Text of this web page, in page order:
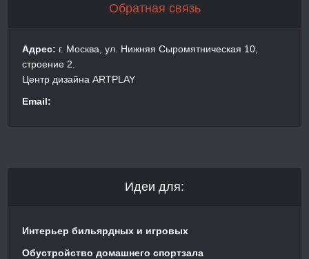
Обратная связь
Адрес: г. Москва, ул. Нижняя Сыромятническая 10,
строение 2.
Центр дизайна ARTPLAY
Email:
Идеи для:
Интерьер бильярдных и игровых
Обустройство домашнего спортзала